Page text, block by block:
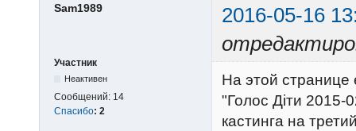
Sam1989
2016-05-16
Участник
Неактивен
Сообщений: 14
Спасибо: 2
На этой странице
"Голос Діти
кастинга на